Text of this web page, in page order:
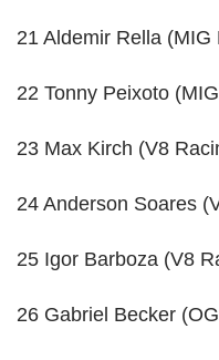
21 Aldemir Rella
22 Tonny Peixoto
23 Max Kirch (V8
24 Anderson Soares
25 Igor Barboza (V8
26 Gabriel Becker